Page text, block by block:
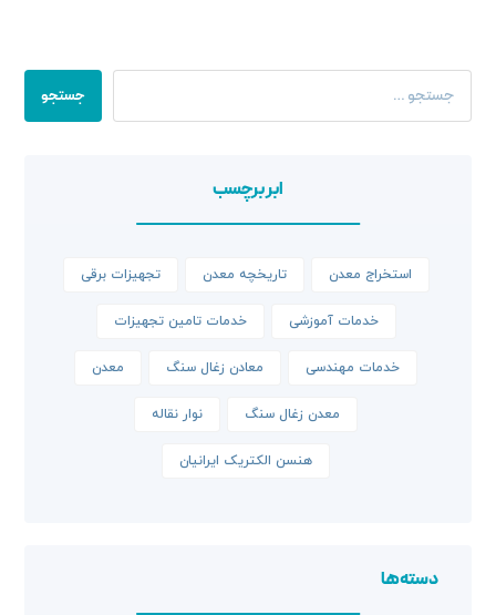
جستجو
ابر برچسب
استخراج معدن تاریخچه معدن تجهیزات برقی
خدمات آموزشی خدمات تامین تجهیزات
خدمات مهندسی معادن زغال سنگ معدن
معدن زغال سنگ نوار نقاله
هنسن الکتریک ایرانیان
دسته‌ها